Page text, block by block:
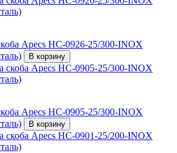
Apecs HC-0926-25/300-INOX
В корзину
Apecs HC-0905-25/300-INOX
В корзину